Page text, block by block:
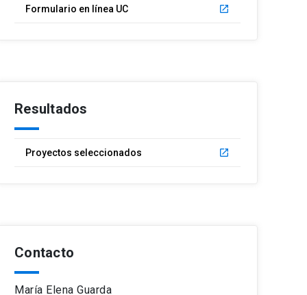
Formulario en línea UC launch
Resultados
Proyectos seleccionados launch
Contacto
María Elena Guarda